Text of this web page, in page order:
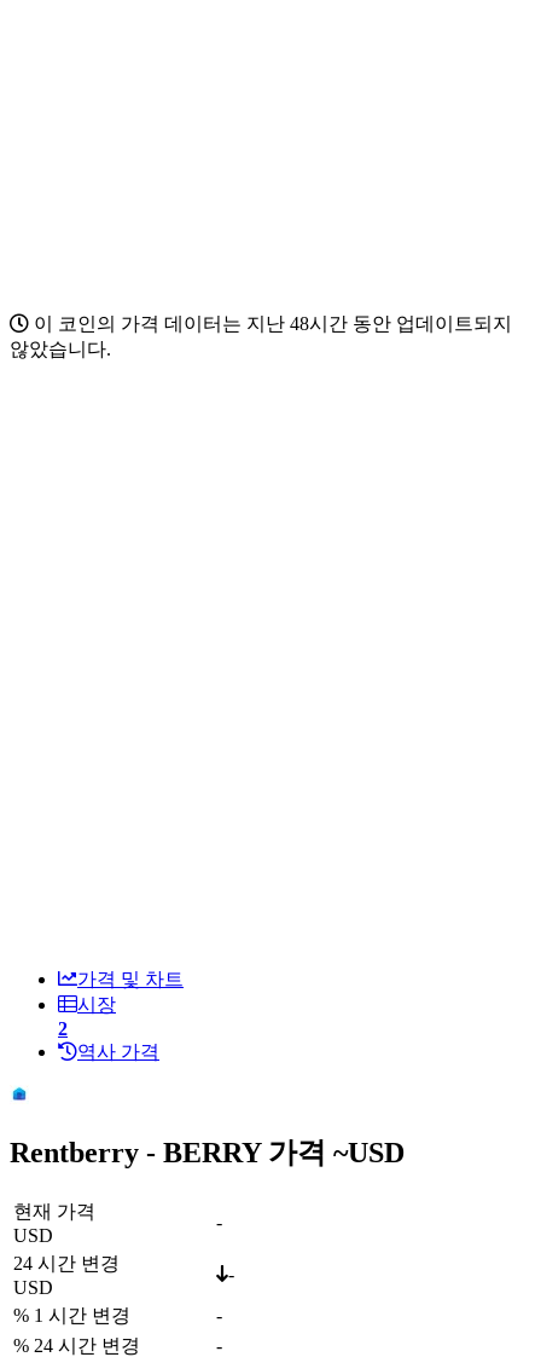
이 코인의 가격 데이터는 지난 48시간 동안 업데이트되지
않았습니다.
가격 및 차트
시장
2
역사 가격
Rentberry - BERRY 가격 ~USD
현재 가격
USD
-
24 시간 변경
USD
-
% 1 시간 변경
-
% 24 시간 변경
-